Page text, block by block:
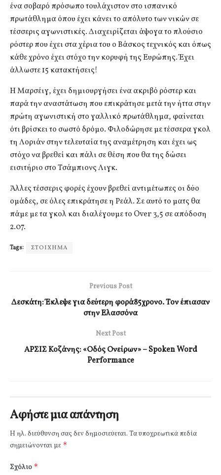
ένα σοβαρό πρόσωπο τουλάχιστον στο ισπανικό
πρωτάθλημα όπου έχει κάνει το απόλυτο των νικών σε
τέσσερις αγωνιστικές. Διαχειρίζεται άψογα το πλούσιο
ρόστερ που έχει στα χέρια του ο Βάσκος τεχνικός και όπως
κάθε χρόνο έχει στόχο την κορυφή της Ευρώπης. Έχει
άλλωστε 15 κατακτήσεις!
Η Μαρσέιγ, έχει δημιουργήσει ένα ακριβό ρόστερ και
παρά την αναστάτωση που επικράτησε μετά την ήττα στην
πρώτη αγωνιστική στο γαλλικό πρωτάθλημα, φαίνεται
ότι βρίσκει το σωστό δρόμο. Φιλοδώρησε με τέσσερα γκολ
τη Λοριάν στην τελευταία της αναμέτρηση και έχει ως
στόχο να βρεθεί και πάλι σε θέση που θα της δώσει
εισιτήριο στο Τσάμπιονς Λιγκ.
Άλλες τέσσερις φορές έχουν βρεθεί αντιμέτωπες οι δύο
ομάδες, σε όλες επικράτησε η Ρεάλ. Σε αυτό το ματς θα
πάμε με τα γκολ και διαλέγουμε το Over 3,5 σε απόδοση
2.07.
Tags: ΣΤΟΙΧΗΜΑ
Previous Post
Δεσκάτη: Έκλεψε για δεύτερη φορά85χρονο. Τον έπιασαν
στην Ελασσόνα
Next Post
ΑΡΣΙΣ Κοζάνης: «Οδός Ονείρων» – Spoken Word
Performance
Αφήστε μια απάντηση
Η ηλ. διεύθυνση σας δεν δημοσιεύεται. Τα υποχρεωτικά πεδία
σημειώνονται με *
Σχόλιο *